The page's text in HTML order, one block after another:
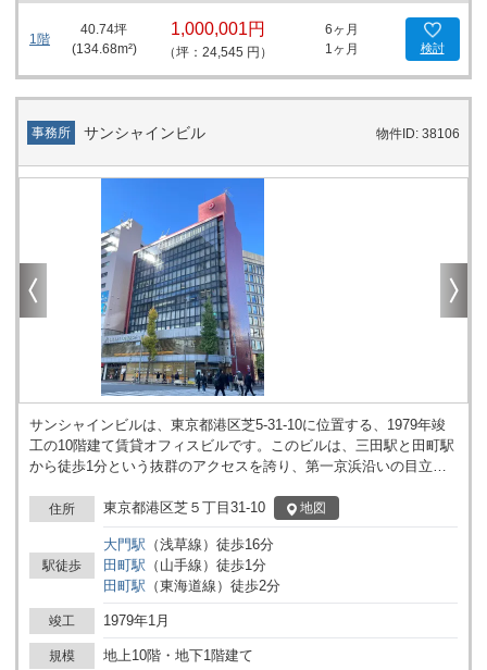
ビルはただのオフィススペース以上の価値を提供します。このビル
は、ビジネスの成功に不可欠な要素である「立地」「アクセス」
「設備」のすべてを兼ね備えており、企業活動を強力にサポートし
ます。また、ビルの近隣には多様な業種の企業が集まっており、ビ
ジネスネットワークの構築にも有利です。 総じて、三田ハイデンス
ビルは、ビジネスの拠点として理想的な環境を提供します。その立
地、設備、そして周辺環境は、企業が成長し、成功を収めるために
たい企業にとって、三田ハイデンスビルほど魅力的なオプションは
1階
40.74坪
(134.68m²)
1,000,001円
（坪：24,545 円）
6ヶ月
1ヶ月
検討
事務所 サンシャインビル 物件ID: 38106
サンシャインビルは、東京都港区芝5-31-10に位置する、1979年竣
工の10階建て賃貸オフィスビルです。このビルは、三田駅と田町駅
から徒歩1分という抜群のアクセスを誇り、第一京浜沿いの目立つ
辺のオフィス街において顕著な視認性を持ち、テナントのブランド
イメージ向上に寄与することでしょう。 ワンフロア約60坪の広さ
を持つこのビルは、効率的なレイアウトを可能にする長方形に近い
間取りを採用しており、男女別トイレや給湯室がエレベーターホー
ルに設置されている点も、使い勝手の良さを示します。1基のエレ
ベーターが設置されており、セキュリティは機械警備により24時間
体制での利用が可能です。 サンシャインビル周辺は飲食店が充実し
ており、ビジネスシーンでのランチや打ち合わせにも便利です。ま
住所 東京都港区芝５丁目31-10 地図
駅徒歩
大門駅 （浅草線 ） 徒歩16分
田町駅 （ 山手線 ） 徒歩1分
田町駅 （東海道線 ） 徒歩2分
竣工 1979年1月
規模 地上10階・地下1階建て